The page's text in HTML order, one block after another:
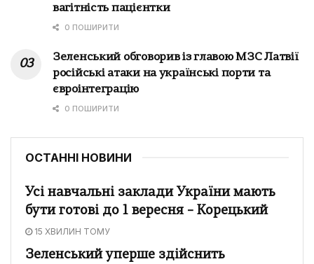
вагітність пацієнтки
0 ПОШИРИТИ
Зеленський обговорив із главою МЗС Латвії
російські атаки на українські порти та
євроінтеграцію
0 ПОШИРИТИ
ОСТАННІ НОВИНИ
Усі навчальні заклади України мають
бути готові до 1 вересня – Корецький
15 ХВИЛИН ТОМУ
Зеленський уперше здійснить